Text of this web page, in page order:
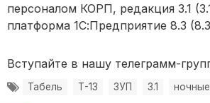
персоналом КОРП, редакция 3.1
платформа 1С:Предприятие 8.3
Вступайте в нашу телеграмм-
Табель Т-13 ЗУП 3.1 ночные